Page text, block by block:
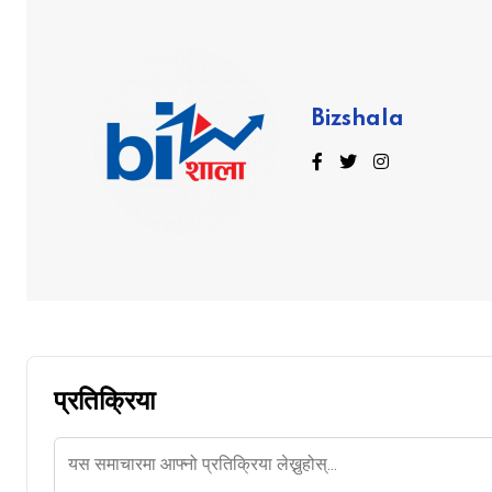
Bizshala
प्रतिक्रिया